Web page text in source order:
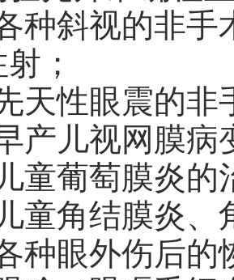
种斜视的非手
；
天性眼震的非
产儿视网膜病
童葡萄膜炎的
童角结膜炎、
种眼外伤后的